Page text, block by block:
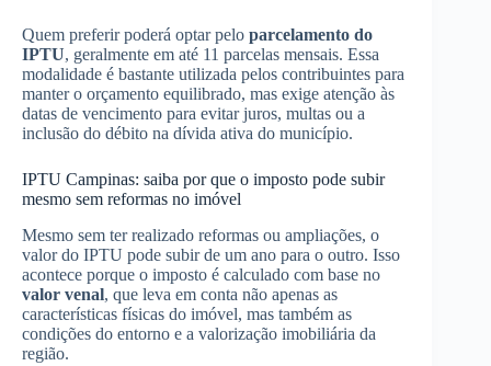
Quem preferir poderá optar pelo parcelamento do
IPTU, geralmente em até 11 parcelas mensais. Essa
modalidade é bastante utilizada pelos contribuintes para
manter o orçamento equilibrado, mas exige atenção às
datas de vencimento para evitar juros, multas ou a
inclusão do débito na dívida ativa do município.
IPTU Campinas: saiba por que o imposto pode subir
mesmo sem reformas no imóvel
Mesmo sem ter realizado reformas ou ampliações, o
valor do IPTU pode subir de um ano para o outro. Isso
acontece porque o imposto é calculado com base no
valor venal, que leva em conta não apenas as
características físicas do imóvel, mas também as
condições do entorno e a valorização imobiliária da
região.